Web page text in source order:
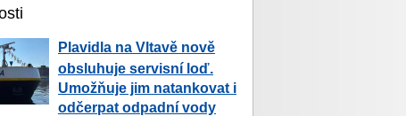
Plavidla na Vltavě nově
obsluhuje servisní loď.
Umožňuje jim natankovat i
odčerpat odpadní vody